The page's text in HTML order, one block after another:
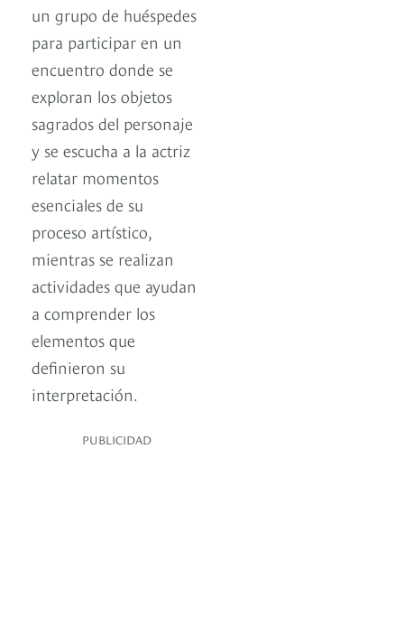
un grupo de huéspedes
para participar en un
encuentro donde se
exploran los objetos
sagrados del personaje
y se escucha a la actriz
relatar momentos
esenciales de su
proceso artístico,
mientras se realizan
actividades que ayudan
a comprender los
elementos que
definieron su
interpretación.
PUBLICIDAD